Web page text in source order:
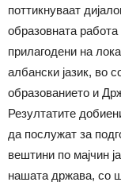
поттикнуваат
образовната
прилагодени на
албански јазик, во
образованието и
Резултатите
да послужат за
вештини по мајчин
нашата држава, со